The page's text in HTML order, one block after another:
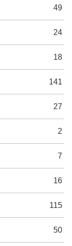
49
24
18
141
27
2
7
16
115
50